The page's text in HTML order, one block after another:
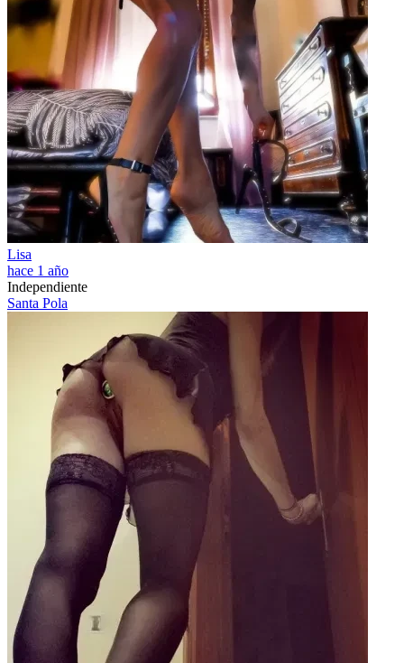
Lisa
hace 1 año
Independiente
Santa Pola